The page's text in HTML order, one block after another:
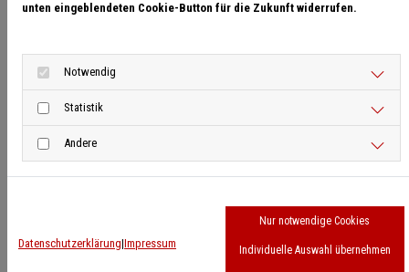
in der Theorie und Praxis das Pfeifen geübt und am Ende zwei
der HSG Hude/Falkenburg den Lehrgang organsiert. An Referent
war Christian Steegmann für die Handballregion Bremen-Nordsee
im Einsatz und wurde von Mario Wittenberg als Zweitprüfer zum
Lehrgangsabschluss unterstützt. Wir gratulieren 14 der Jungen und
unten eingeblendeten Cookie-Button für die Zukunft widerrufen.
Notwendig
Statistik
Andere
Datenschutzerklärung|Impressum
Nur notwendige Cookies
Individuelle Auswahl übernehmen